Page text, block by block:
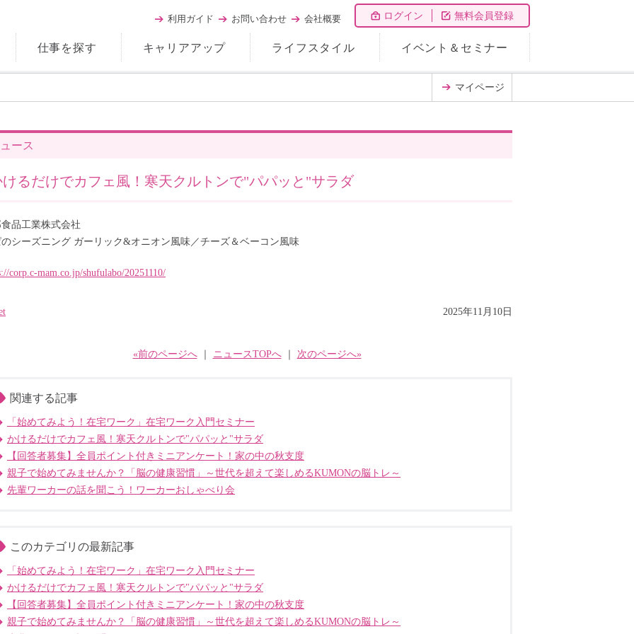
ログイン 無料会員登録
仕事を探す キャリアアップ ライフスタイル イベント＆セミナー
利用ガイド お問い合わせ 会社概要
マイページ
ース
けるだけでカフェ風！寒天クルトンで"パパッと"サラダ
品工業株式会社
シーズニング ガーリック&オニオン風味／チーズ＆ベーコン風味
corp.c-mam.co.jp/shufulabo/20251110/
2025年11月10日
«前のページへ｜ ニュースTOPへ｜ 次のページへ»
関連する記事
「始めてみよう！在宅ワーク」在宅ワーク入門セミナー
かけるだけでカフェ風！寒天クルトンで"パパッと"サラダ
【回答者募集】全員ポイント付きミニアンケート！家の中の秋支度
親子で始めてみませんか？「脳の健康習慣」～世代を超えて楽しめるKUMONの脳トレ～
先輩ワーカーの話を聞こう！ワーカーおしゃべり会
このカテゴリの最新記事
「始めてみよう！在宅ワーク」在宅ワーク入門セミナー
かけるだけでカフェ風！寒天クルトンで"パパッと"サラダ
【回答者募集】全員ポイント付きミニアンケート！家の中の秋支度
親子で始めてみませんか？「脳の健康習慣」～世代を超えて楽しめるKUMONの脳トレ～